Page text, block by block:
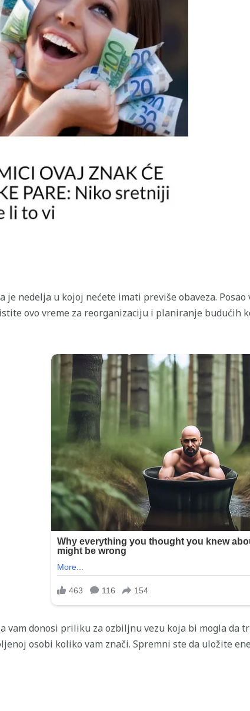
je nedelja u kojoj nećete imati previše obaveza.
ovo vreme za reorganizaciju i planiranje budućih
vam donosi priliku za ozbiljnu vezu koja bi mogla da
osobi koliko vam znači. Spremni ste da uložite